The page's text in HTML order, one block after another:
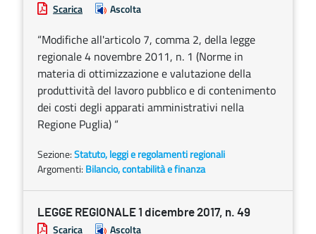
Scarica Ascolta
“Modifiche all'articolo 7, comma 2, della legge
regionale 4 novembre 2011, n. 1 (Norme in
materia di ottimizzazione e valutazione della
produttività del lavoro pubblico e di contenimento
dei costi degli apparati amministrativi nella
Regione Puglia) “
Sezione:Statuto, leggi e regolamenti regionali
Argomenti: Bilancio, contabilità e finanza
LEGGE REGIONALE 1 dicembre 2017, n. 49
Scarica Ascolta